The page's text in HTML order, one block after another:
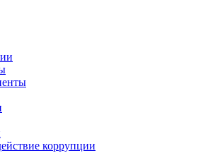
коррупции